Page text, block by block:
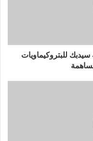
للبتروكيماويات